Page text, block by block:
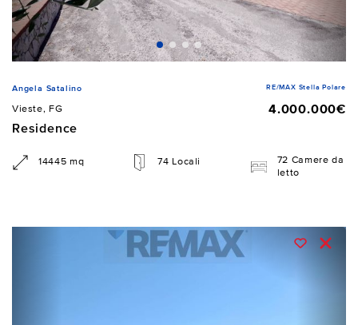
Angela Satalino RE/MAX Stella Polare
Vieste, FG
4.000.000€
Residence
14445 mq 74 Locali
72 Camere da
letto